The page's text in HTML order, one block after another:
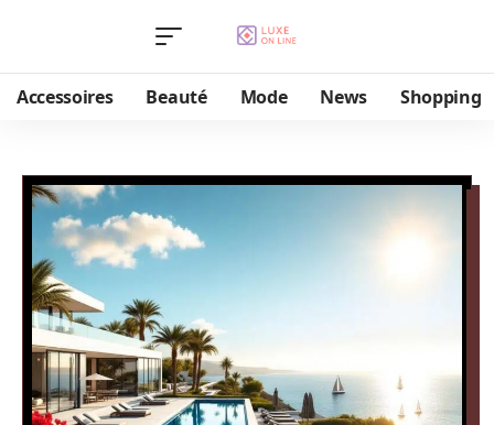
Accessoires Beauté Mode News Shopping